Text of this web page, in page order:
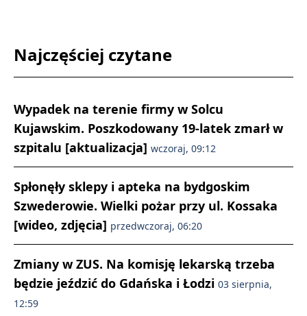
Najczęściej czytane
Wypadek na terenie firmy w Solcu
Kujawskim. Poszkodowany 19-latek zmarł w
szpitalu [aktualizacja] wczoraj, 09:12
Spłonęły sklepy i apteka na bydgoskim
Szwederowie. Wielki pożar przy ul. Kossaka
[wideo, zdjęcia] przedwczoraj, 06:20
Zmiany w ZUS. Na komisję lekarską trzeba
będzie jeździć do Gdańska i Łodzi 03 sierpnia,
12:59